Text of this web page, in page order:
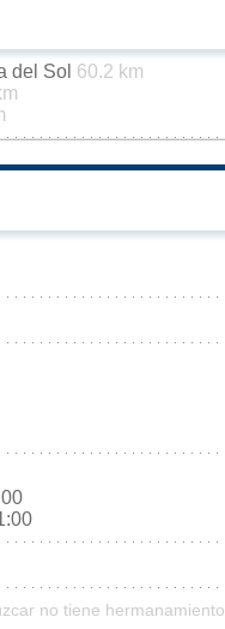
del Sol 60.2 km
no tiene hermanamiento